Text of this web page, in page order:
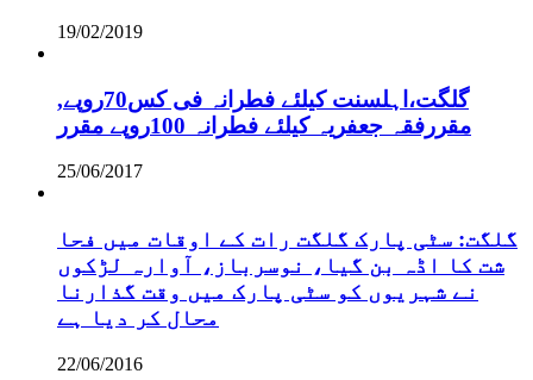
19/02/2019
,گلگت،اہلسنت کیلئے فطرانہ فی کس70روپے
مقررفقہ جعفریہ کیلئے فطرانہ 100روپے مقرر
25/06/2017
گلگت: سٹی پارک گلگت رات کے اوقات میں فحا
شت کا اڈہ بن گیا، نوسرباز، آوارہ لڑکوں
نے شہریوں کو سٹی پارک میں وقت گذارنا
محال کر دیا ہے
22/06/2016